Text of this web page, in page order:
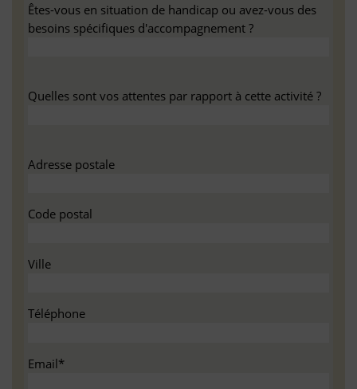
Êtes-vous en situation de handicap ou avez-vous des
besoins spécifiques d'accompagnement ?
Quelles sont vos attentes par rapport à cette activité ?
Adresse postale
Code postal
Ville
Téléphone
Email*